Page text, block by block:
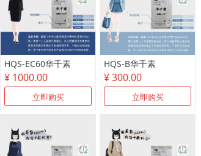
HQS-EC60华千素
¥ 1000.00
立即购买
HQS-B华千素
¥ 300.00
立即购买